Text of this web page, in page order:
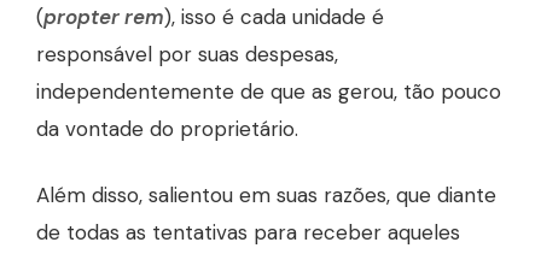
(propter rem), isso é cada unidade é
responsável por suas despesas,
independentemente de que as gerou, tão pouco
da vontade do proprietário.
Além disso, salientou em suas razões, que diante
de todas as tentativas para receber aqueles